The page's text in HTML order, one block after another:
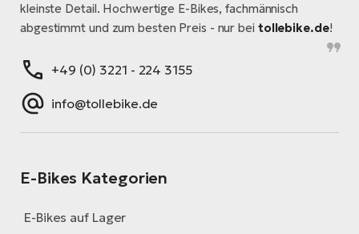
kleinste Detail. Hochwertige E-Bikes, fachmännisch
abgestimmt und zum besten Preis - nur bei tollebike.de!
+49 (0) 3221 - 224 3155
info@tollebike.de
E-Bikes Kategorien
E-Bikes auf Lager